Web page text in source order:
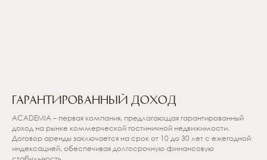
Гарантированный доход
ACADEMIA – первая компания, предлагающая гарантированный
доход на рынке коммерческой гостиничной недвижимости.
Договор аренды заключается на срок от 10 до 30 лет с ежегодной
индексацией, обеспечивая долгосрочную финансовую